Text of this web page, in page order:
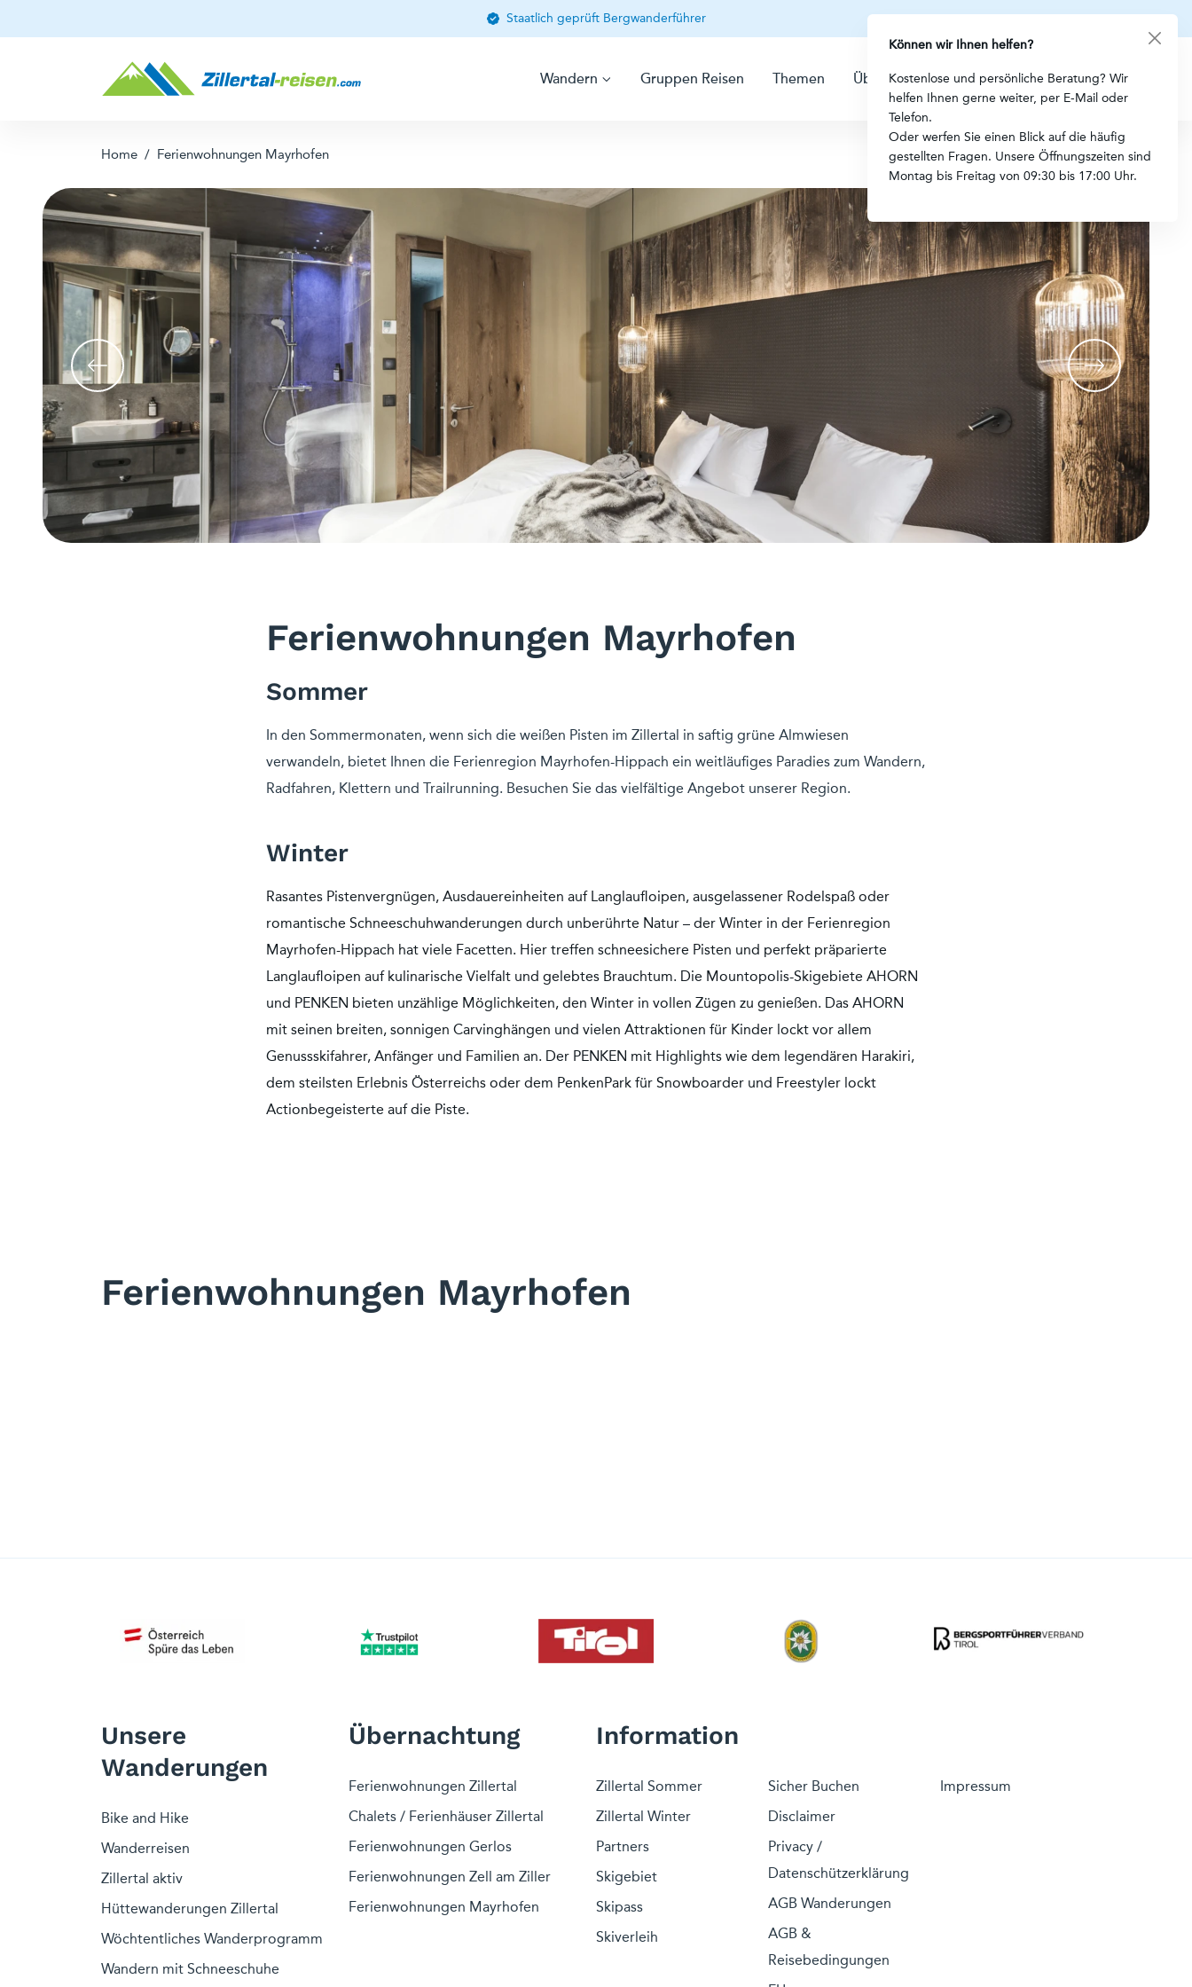
Können wir Ihnen helfen?
Kostenlose und persönliche Beratung? Wir
helfen Ihnen gerne weiter, per E-Mail oder
Telefon.
Oder werfen Sie einen Blick auf die häufig
gestellten Fragen. Unsere Öffnungszeiten sind
Montag bis Freitag von 09:30 bis 17:00 Uhr.
Staatlich geprüft Bergwanderführer
Wandern Gruppen Reisen Themen Über uns Kontakt
Home / Ferienwohnungen Mayrhofen
Ferienwohnungen Mayrhofen
Sommer
In den Sommermonaten, wenn sich die weißen Pisten im Zillertal in saftig grüne Almwiesen
verwandeln, bietet Ihnen die Ferienregion Mayrhofen-Hippach ein weitläufiges Paradies zum Wandern,
Radfahren, Klettern und Trailrunning. Besuchen Sie das vielfältige Angebot unserer Region.
Winter
Rasantes Pistenvergnügen, Ausdauereinheiten auf Langlaufloipen, ausgelassener Rodelspaß oder
romantische Schneeschuhwanderungen durch unberührte Natur – der Winter in der Ferienregion
Mayrhofen-Hippach hat viele Facetten. Hier treffen schneesichere Pisten und perfekt präparierte
Langlaufloipen auf kulinarische Vielfalt und gelebtes Brauchtum. Die Mountopolis-Skigebiete AHORN
und PENKEN bieten unzählige Möglichkeiten, den Winter in vollen Zügen zu genießen. Das AHORN
mit seinen breiten, sonnigen Carvinghängen und vielen Attraktionen für Kinder lockt vor allem
Genussskifahrer, Anfänger und Familien an. Der PENKEN mit Highlights wie dem legendären Harakiri,
dem steilsten Erlebnis Österreichs oder dem PenkenPark für Snowboarder und Freestyler lockt
Actionbegeisterte auf die Piste.
Ferienwohnungen Mayrhofen
Unsere
Wanderungen
Bike and Hike
Wanderreisen
Zillertal aktiv
Hüttewanderungen Zillertal
Wöchtentliches Wanderprogramm
Wandern mit Schneeschuhe
Übernachtung
Ferienwohnungen Zillertal
Chalets / Ferienhäuser Zillertal
Ferienwohnungen Gerlos
Ferienwohnungen Zell am Ziller
Ferienwohnungen Mayrhofen
Information
Zillertal Sommer
Zillertal Winter
Partners
Skigebiet
Skipass
Skiverleih
Sicher Buchen
Disclaimer
Privacy /
Datenschützerklärung
AGB Wanderungen
AGB &
Reisebedingungen
Impressum